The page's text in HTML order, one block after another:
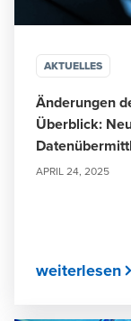
AKTUELLES
Änderungen
Überblick:
APRIL 24, 2025
weiterlesen